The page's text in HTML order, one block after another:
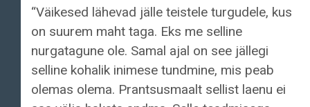
“Väikesed lähevad jälle teistele turgudele, kus
on suurem maht taga. Eks me selline
nurgatagune ole. Samal ajal on see jällegi
selline kohalik inimese tundmine, mis peab
olemas olema. Prantsusmaalt sellist laenu ei